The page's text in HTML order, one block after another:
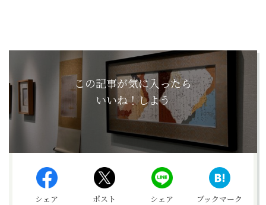
この記事が気に入ったら
いいね！しよう
シェア ポスト シェア ブックマーク